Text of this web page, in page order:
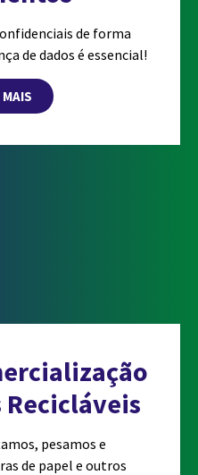
de forma
de dados é essencial!
pesamos e
de papel e outros